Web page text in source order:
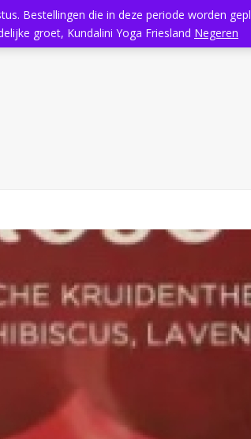
Kundalini Yoga Massage Rooster
Bestellingen die in deze periode worden
groet, Kundalini Yoga Friesland Negeren